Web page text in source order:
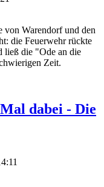
von Warendorf und den
die Feuerwehr rückte
ließ die "Ode an die
Zeit.
dabei - Die